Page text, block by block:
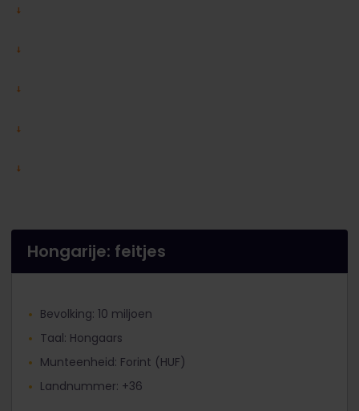
Hongarije: feitjes
Bevolking: 10 miljoen
Taal: Hongaars
Munteenheid: Forint (HUF)
Landnummer: +36